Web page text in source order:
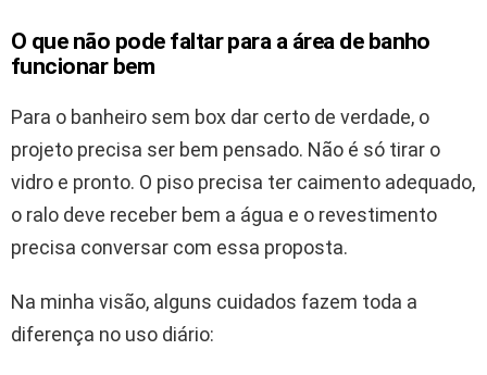
O que não pode faltar para a área de banho
funcionar bem
Para o banheiro sem box dar certo de verdade, o
projeto precisa ser bem pensado. Não é só tirar o
vidro e pronto. O piso precisa ter caimento adequado,
o ralo deve receber bem a água e o revestimento
precisa conversar com essa proposta.
Na minha visão, alguns cuidados fazem toda a
diferença no uso diário: